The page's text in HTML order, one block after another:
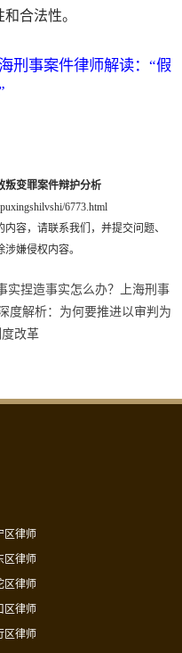
合法性。
刑事案件律师解读：“假
叛变罪案件辩护分析
6773.html
容，请联系我们，并提交问题、
嫌侵权内容。
实捏造事实怎么办？上海刑事
度解析：为何要推进以审判为
改革
区律师
区律师
区律师
区律师
区律师